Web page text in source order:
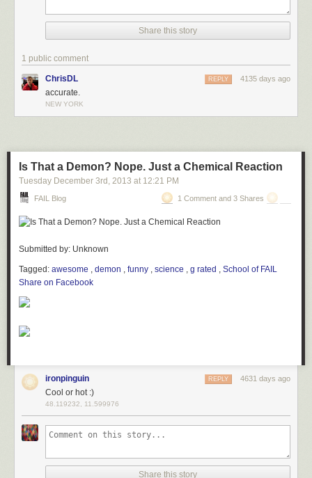
Share this story
1 public comment
ChrisDL 4135 days ago
REPLY
accurate.
NEW YORK
Is That a Demon? Nope. Just a Chemical Reaction
Tuesday December 3rd , 2013 at 12:21 PM
FAIL Blog 1 Comment and 3 Shares
Submitted by: Unknown
Tagged: awesome , demon , funny , science , g rated , School of FAIL
Share on Facebook
ironpinguin 4631 days ago
REPLY
Cool or hot :)
48.119232, 11.599976
Share this story